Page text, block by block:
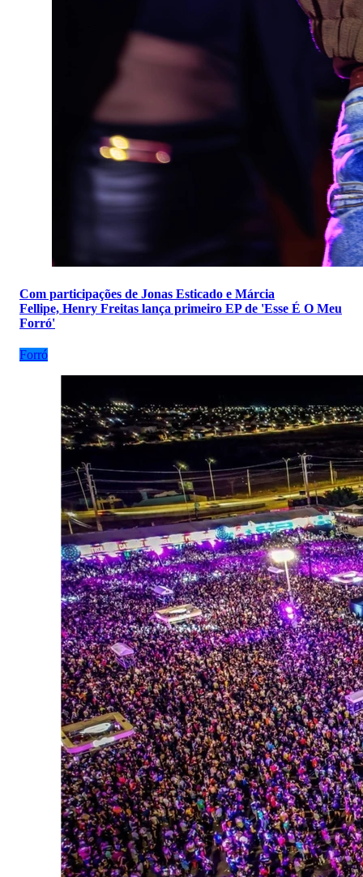
Com participações de Jonas Esticado e Márcia
Fellipe, Henry Freitas lança primeiro EP de 'Esse É O Meu
Forró'
Forró